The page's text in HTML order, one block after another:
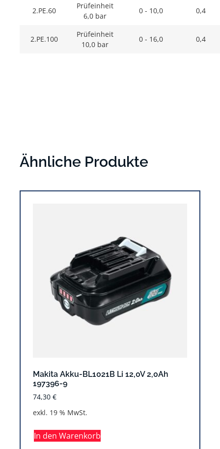
2.PE.60
Prüfeinheit
6,0 bar
0 - 10,0 0,4
2.PE.100
Prüfeinheit
10,0 bar
0 - 16,0 0,4
Ähnliche Produkte
Makita Akku-BL1021B Li 12,0V 2,0Ah
197396-9
74,30 €
exkl. 19 % MwSt.
In den Warenkorb